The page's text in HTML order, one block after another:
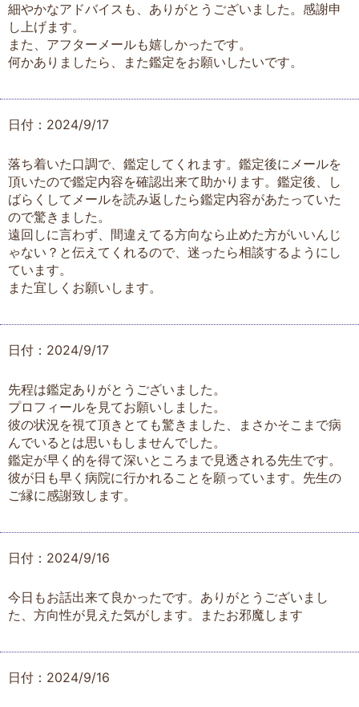
細やかなアドバイスも、ありがとうございました。感謝申
し上げます。
また、アフターメールも嬉しかったです。
何かありましたら、また鑑定をお願いしたいです。
日付：2024/9/17
落ち着いた口調で、鑑定してくれます。鑑定後にメールを
頂いたので鑑定内容を確認出来て助かります。鑑定後、し
ばらくしてメールを読み返したら鑑定内容があたっていた
ので驚きました。
遠回しに言わず、間違えてる方向なら止めた方がいいんじ
ゃない？と伝えてくれるので、迷ったら相談するようにし
ています。
また宜しくお願いします。
日付：2024/9/17
先程は鑑定ありがとうございました。
プロフィールを見てお願いしました。
彼の状況を視て頂きとても驚きました、まさかそこまで病
んでいるとは思いもしませんでした。
鑑定が早く的を得て深いところまで見透される先生です。
彼が日も早く病院に行かれることを願っています。先生の
ご縁に感謝致します。
日付：2024/9/16
今日もお話出来て良かったです。ありがとうございまし
た、方向性が見えた気がします。またお邪魔します
日付：2024/9/16